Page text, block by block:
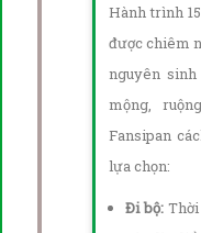
Hành trình
được chiêm
nguyên
mộng,
Fansipan
lựa chọn:
Đi bộ: